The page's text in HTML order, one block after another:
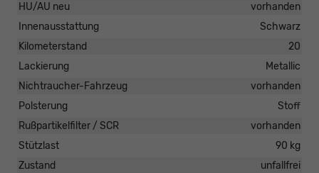
HU/AU neu
vorhanden
Innenausstattung
Schwarz
Kilometerstand
20
Lackierung
Metallic
Nichtraucher-Fahrzeug
vorhanden
Polsterung
Stoff
Rußpartikelfilter / SCR
vorhanden
Stützlast
90 kg
Zustand
unfallfrei